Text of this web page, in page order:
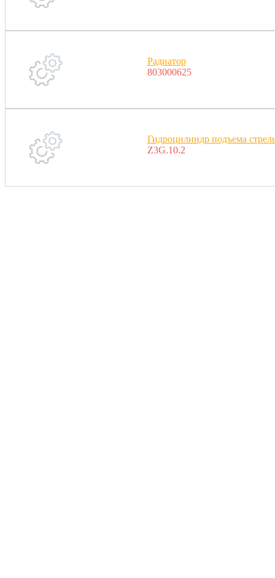
Радиатор
803000625
Гидроцилиндр подъема
Z3G.10.2